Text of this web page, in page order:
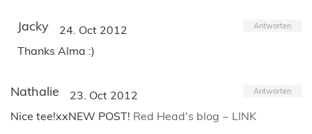
Jacky 24. Oct 2012 Antworten
Thanks Alma :)
Nathalie 23. Oct 2012 Antworten
Nice tee!xxNEW POST! Red Head's blog ~ LINK